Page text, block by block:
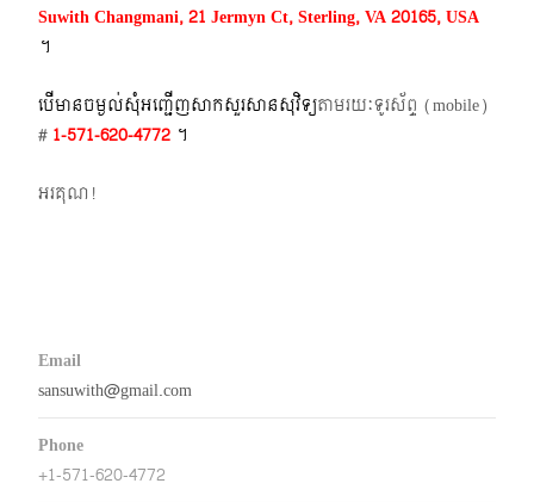
Suwith Changmani, 21 Jermyn Ct, Sterling, VA 20165, USA
។​
បើមានចម្ងល់​សុំអញ្ជើញសាកសួរសានសុវិទ្យតាមរយៈទូរស័ព្ទ​ (mobile)​
# 1-571-620-4772​ ។
អរគុណ!
Email
sansuwith@gmail.com
Phone
+1-571-620-4772